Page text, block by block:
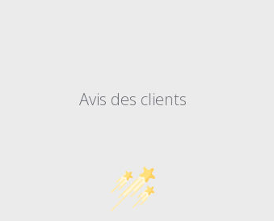
Avis des clients